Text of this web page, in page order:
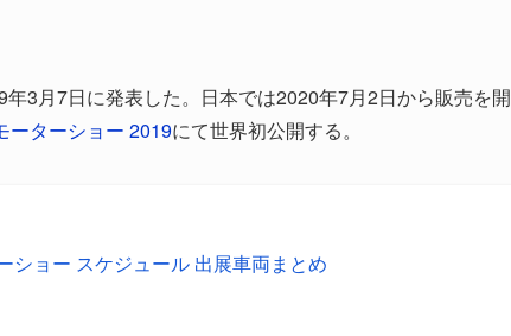
3月7日に発表した。日本では2020年7月2日から販売を開
ーターショー 2019にて世界初公開する。
ショー スケジュール 出展車両まとめ